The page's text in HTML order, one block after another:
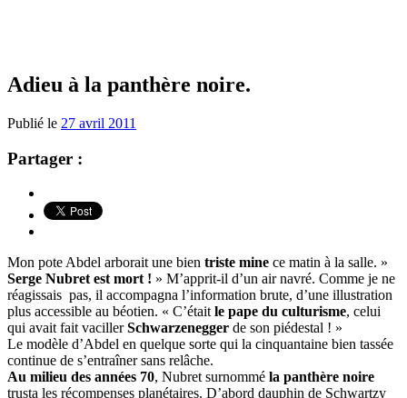
Adieu à la panthère noire.
Publié le 27 avril 2011
Partager :
Mon pote Abdel arborait une bien triste mine ce matin à la salle. »
Serge Nubret est mort ! » M’apprit-il d’un air navré. Comme je ne
réagissais pas, il accompagna l’information brute, d’une illustration
plus accessible au béotien. « C’était le pape du culturisme, celui
qui avait fait vacillerSchwarzenegger de son piédestal ! »
Le modèle d’Abdel en quelque sorte qui la cinquantaine bien tassée
continue de s’entraîner sans relâche.
Au milieu des années 70, Nubret surnommé la panthère noire
trusta les récompenses planétaires. D’abord dauphin de Schwartzy